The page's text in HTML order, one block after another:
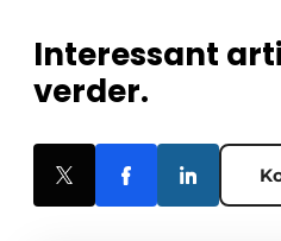
Interessant
verder.